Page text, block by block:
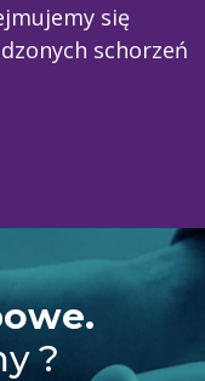
się
schorzeń
?